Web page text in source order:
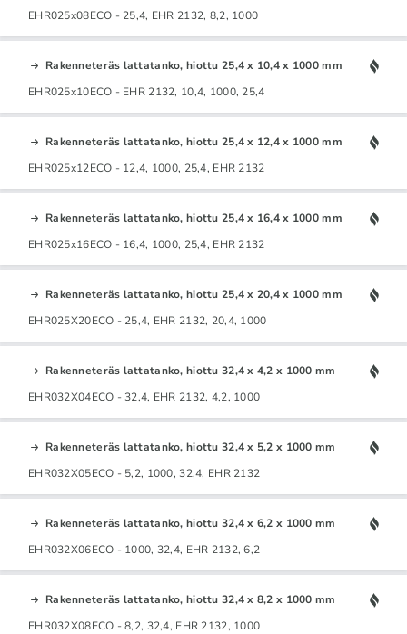
EHR025x08ECO - 25,4, EHR 2132, 8,2, 1000
Rakenneteräs lattatanko, hiottu 25,4 x 10,4 x 1000 mm
EHR025x10ECO - EHR 2132, 10,4, 1000, 25,4
Rakenneteräs lattatanko, hiottu 25,4 x 12,4 x 1000 mm
EHR025x12ECO - 12,4, 1000, 25,4, EHR 2132
Rakenneteräs lattatanko, hiottu 25,4 x 16,4 x 1000 mm
EHR025x16ECO - 16,4, 1000, 25,4, EHR 2132
Rakenneteräs lattatanko, hiottu 25,4 x 20,4 x 1000 mm
EHR025X20ECO - 25,4, EHR 2132, 20,4, 1000
Rakenneteräs lattatanko, hiottu 32,4 x 4,2 x 1000 mm
EHR032X04ECO - 32,4, EHR 2132, 4,2, 1000
Rakenneteräs lattatanko, hiottu 32,4 x 5,2 x 1000 mm
EHR032X05ECO - 5,2, 1000, 32,4, EHR 2132
Rakenneteräs lattatanko, hiottu 32,4 x 6,2 x 1000 mm
EHR032X06ECO - 1000, 32,4, EHR 2132, 6,2
Rakenneteräs lattatanko, hiottu 32,4 x 8,2 x 1000 mm
EHR032X08ECO - 8,2, 32,4, EHR 2132, 1000